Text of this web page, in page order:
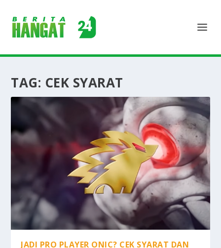
TAG: CEK SYARAT
JADI PRO PLAYER ONIC? CEK SYARAT DAN